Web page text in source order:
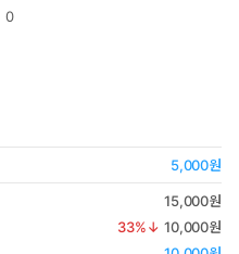
0
5,000원
15,000원
33%↓ 10,000원